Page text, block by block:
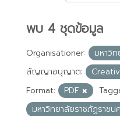
พบ 4 ชุดข้อมูล
Organisationer:
มหาวิ
สัญญาอนุญาต:
Format:
PDF
มหาวิทยาลัยราชภัฏราชน